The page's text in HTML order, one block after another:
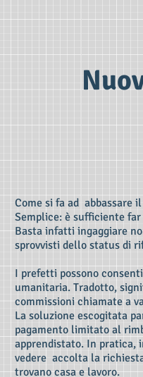
Come si fa ad abbassare
Semplice: è sufficiente
Basta infatti ingaggiare
sprovvisti dello status di
I prefetti possono
umanitaria. Tradotto,
commissioni chiamate a
La soluzione escogitata
pagamento limitato al
apprendistato. In pratica,
vedere accolta la
trovano casa e lavoro.